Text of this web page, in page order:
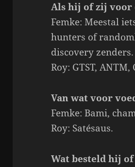
Als hij of zij voor
Femke: Meestal
hunters of
discovery zenders.
Roy: GTST,
Van wat voor
Femke: Bami,
Roy: Satésaus.
Wat besteld hij